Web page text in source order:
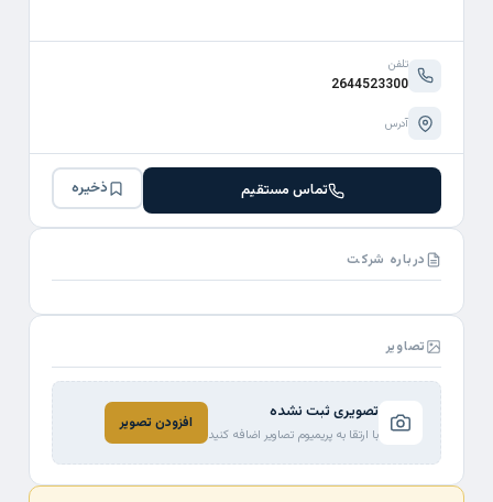
تلفن
2644523300
آدرس
تماس مستقیم ذخیره
درباره شرکت
تصاویر
تصویری ثبت نشده
با ارتقا به پریمیوم تصاویر اضافه کنید
افزودن تصویر